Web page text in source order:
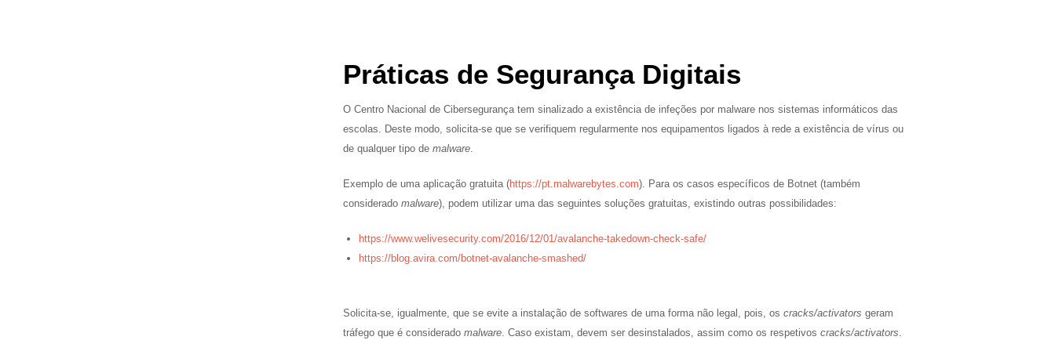
Práticas de Segurança Digitais
O Centro Nacional de Cibersegurança tem sinalizado a existência de infeções por malware nos sistemas informáticos das
escolas. Deste modo, solicita-se que se verifiquem regularmente nos equipamentos ligados à rede a existência de vírus ou
de qualquer tipo de malware.
Exemplo de uma aplicação gratuita (https://pt.malwarebytes.com). Para os casos específicos de Botnet (também
considerado malware), podem utilizar uma das seguintes soluções gratuitas, existindo outras possibilidades:
https://www.welivesecurity.com/2016/12/01/avalanche-takedown-check-safe/
https://blog.avira.com/botnet-avalanche-smashed/
Solicita-se, igualmente, que se evite a instalação de softwares de uma forma não legal, pois, os cracks/activators geram
tráfego que é considerado malware. Caso existam, devem ser desinstalados, assim como os respetivos cracks/activators.